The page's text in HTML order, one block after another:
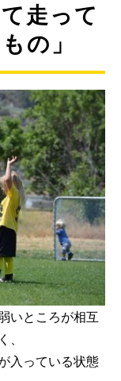
走って
の」
いところが相互
、
入っている状態